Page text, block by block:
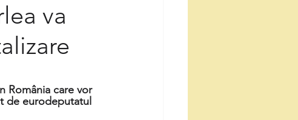
va
România care vor
de eurodeputatul